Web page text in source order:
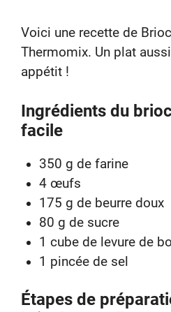
Voici une recette de
Thermomix. Un plat
appétit !
Ingrédients du
facile
350 g de farine
4 œufs
175 g de beurre doux
80 g de sucre
1 cube de levure de
1 pincée de sel
Étapes de